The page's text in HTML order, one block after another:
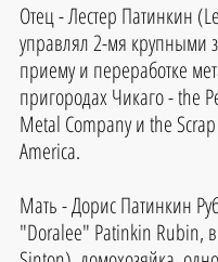
Отец - Лестер Патинкин
управлял 2-мя крупными
приему и переработке
пригородах Чикаго - the
Metal Company и the
America.
Мать - Дорис Патинкин
"Doralee" Patinkin Rubin, в